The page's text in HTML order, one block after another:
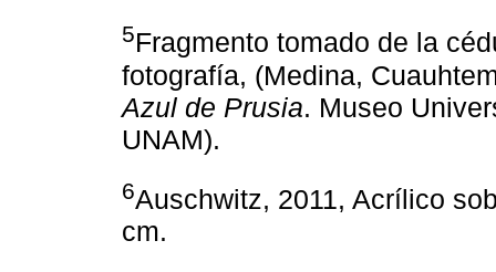
5Fragmento tomado de la
fotografía, (Medina,
Azul de Prusia. Museo
UNAM).
6Auschwitz, 2011, Acrílico
cm.